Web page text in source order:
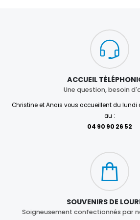
ACCUEIL
Une question, besoin
Christine et Anaïs vous accueillent du lundi
au :
04 90 90 26 52
SOUVENIRS DE
Soigneusement confectionnés par